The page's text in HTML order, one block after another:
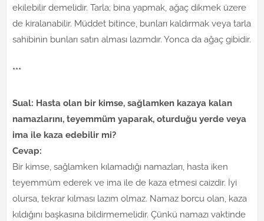
ekilebilir demelidir. Tarla; bina yapmak, ağaç dikmek üzere
de kiralanabilir. Müddet bitince, bunları kaldırmak veya tarla
sahibinin bunları satın alması lazımdır. Yonca da ağaç gibidir.
***
Sual: Hasta olan bir kimse, sağlamken kazaya kalan
namazlarını, teyemmüm yaparak, oturduğu yerde veya
ima ile kaza edebilir mi?
Cevap:
Bir kimse, sağlamken kılamadığı namazları, hasta iken
teyemmüm ederek ve ima ile de kaza etmesi caizdir. İyi
olursa, tekrar kılması lazım olmaz. Namaz borcu olan, kaza
kıldığını başkasına bildirmemelidir. Çünkü namazı vaktinde